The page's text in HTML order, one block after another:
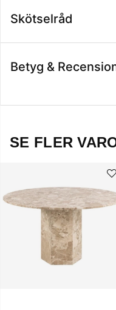
Skötselråd
Betyg &
SE FLER